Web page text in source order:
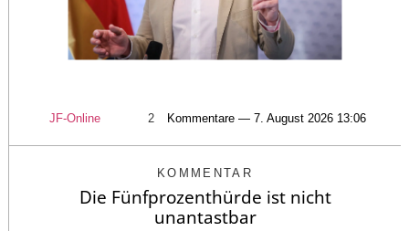
JF-Online 2 Kommentare — 7. August 2026 13:06
KOMMENTAR
Die Fünfprozenthürde ist nicht
unantastbar